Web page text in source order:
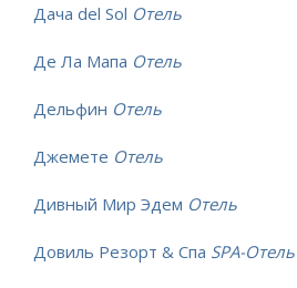
Дача del Sol Отель
Де Ла Мапа Отель
Дельфин Отель
Джемете Отель
Дивный Мир Эдем Отель
Довиль Резорт & Спа SPA-Отель